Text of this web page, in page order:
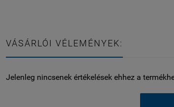
VÁSÁRLÓI VÉLEMÉNYEK:
Jelenleg nincsenek értékelések ehhez a